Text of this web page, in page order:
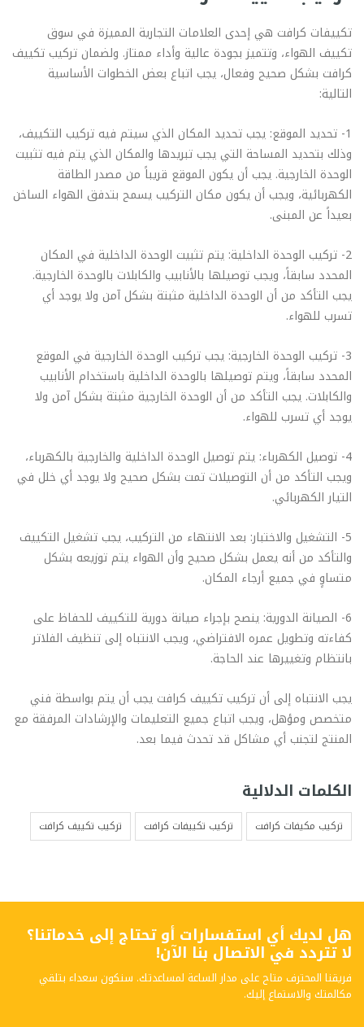
تكييفات كرافت هي إحدى العلامات التجارية المميزة في سوق
تكييف الهواء، وتتميز بجودة عالية وأداء ممتاز. ولضمان تركيب تكييف
كرافت بشكل صحيح وفعال، يجب اتباع بعض الخطوات الأساسية
التالية:
1- تحديد الموقع: يجب تحديد المكان الذي سيتم فيه تركيب التكييف،
وذلك بتحديد المساحة التي يجب تبريدها والمكان الذي يتم فيه تثبيت
الوحدة الخارجية. يجب أن يكون الموقع قريباً من مصدر الطاقة
الكهربائية، ويجب أن يكون مكان التركيب يسمح بتدفق الهواء الساخن
بعيداً عن المبنى.
2- تركيب الوحدة الداخلية: يتم تثبيت الوحدة الداخلية في المكان
المحدد سابقاً، ويجب توصيلها بالأنابيب والكابلات بالوحدة الخارجية.
يجب التأكد من أن الوحدة الداخلية مثبتة بشكل آمن ولا يوجد أي
تسرب للهواء.
3- تركيب الوحدة الخارجية: يجب تركيب الوحدة الخارجية في الموقع
المحدد سابقاً، ويتم توصيلها بالوحدة الداخلية باستخدام الأنابيب
والكابلات. يجب التأكد من أن الوحدة الخارجية مثبتة بشكل آمن ولا
يوجد أي تسرب للهواء.
4- توصيل الكهرباء: يتم توصيل الوحدة الداخلية والخارجية بالكهرباء،
ويجب التأكد من أن التوصيلات تمت بشكل صحيح ولا يوجد أي خلل في
التيار الكهربائي.
5- التشغيل والاختبار: بعد الانتهاء من التركيب، يجب تشغيل التكييف
والتأكد من أنه يعمل بشكل صحيح وأن الهواء يتم توزيعه بشكل
متساوٍ في جميع أرجاء المكان.
6- الصيانة الدورية: ينصح بإجراء صيانة دورية للتكييف للحفاظ على
كفاءته وتطويل عمره الافتراضي، ويجب الانتباه إلى تنظيف الفلاتر
بانتظام وتغييرها عند الحاجة.
يجب الانتباه إلى أن تركيب تكييف كرافت يجب أن يتم بواسطة فني
متخصص ومؤهل، ويجب اتباع جميع التعليمات والإرشادات المرفقة مع
المنتج لتجنب أي مشاكل قد تحدث فيما بعد.
الكلمات الدلالية
تركيب مكيفات كرافت تركيب تكييفات كرافت تركيب تكييف كرافت
هل لديك أي استفسارات أو تحتاج إلى خدماتنا؟
لا تتردد في الاتصال بنا الآن!
فريقنا المحترف متاح على مدار الساعة لمساعدتك. سنكون سعداء بتلقي
مكالمتك والاستماع إليك.